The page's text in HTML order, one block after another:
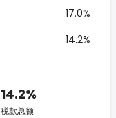
17.0%
14.2%
14.2%
税款总额